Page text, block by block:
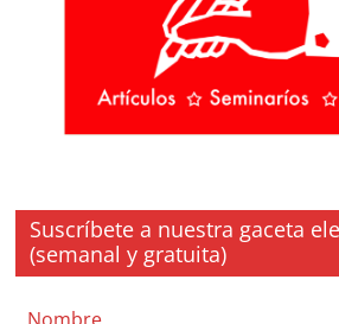
Suscríbete a nuestra gaceta
(semanal y gratuita)